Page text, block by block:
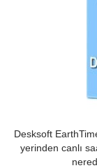
Desksoft
yerinden canlı